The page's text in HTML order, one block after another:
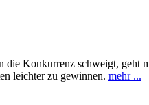
Konkurrenz schweigt, geht
leichter zu gewinnen. mehr ...